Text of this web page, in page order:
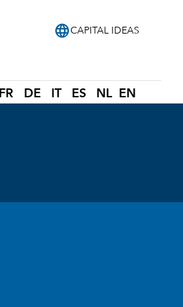
languageCAPITAL IDEAS
FR DE IT ES NL EN